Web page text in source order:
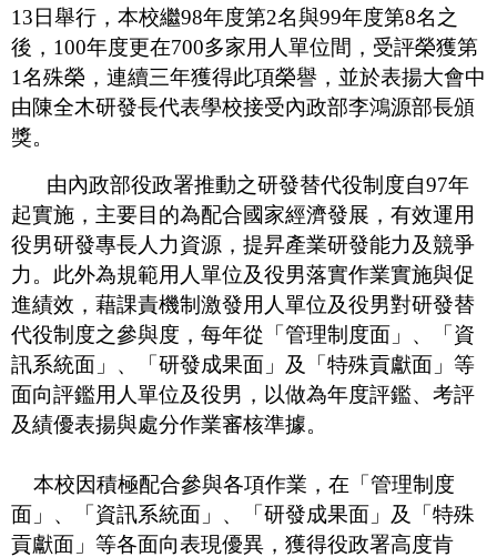
13日舉行，本校繼98年度第2名與99年度第8名之
後， 100年度更在700多家用人單位間，受評榮獲第
1名殊榮，連續三年獲得此項榮譽，並於表揚大會中
由陳全木研發長代表學校接受內政部李鴻源部長頒
獎。
由內政部役政署推動之研發替代役制度自97年
起實施， 主要目的為配合國家經濟發展，有效運用
役男研發專長人力資源，提昇產業研發能力及競爭
力。 此外為規範用人單位及役男落實作業實施與促
進績效，藉課責機制激發用人單位及役男對研發替
代役制度之參與度，每年從「管理制度面」、「資
訊系統面」、「研發成果面」及「特殊貢獻面」等
面向評鑑用人單位及役男，以做為年度評鑑、考評
及績優表揚與處分作業審核準據。
本校因積極配合參與各項作業， 在「管理制度
面」、「資訊系統面」、「研發成果面」及「特殊
貢獻面」等各面向表現優異，獲得役政署高度肯